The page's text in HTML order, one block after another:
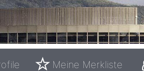
Meine Merkliste